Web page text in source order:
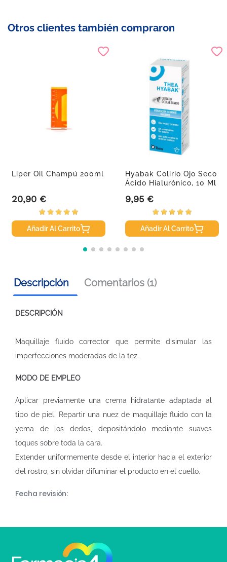
Otros clientes también compraron
Liper Oil Champú 200ml
Precio
20,90 €
Añadir Al Carrito
Hyabak Colirio Ojo Seco
Ácido Hialurónico, 10 Ml
Precio
9,95 €
Añadir Al Carrito
Descripción Comentarios (1)
DESCRIPCIÓN
Maquillaje fluido corrector que permite disimular las
imperfecciones moderadas de la tez.
MODO DE EMPLEO
Aplicar previamente una crema hidratante adaptada al
tipo de piel. Repartir una nuez de maquillaje fluido con la
yema de los dedos, depositándolo mediante suaves
toques sobre toda la cara.
Extender uniformemente desde el interior hacia el exterior
del rostro, sin olvidar difuminar el producto en el cuello.
Fecha revisión: